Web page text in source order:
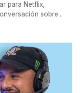
para Netflix,
sobre...